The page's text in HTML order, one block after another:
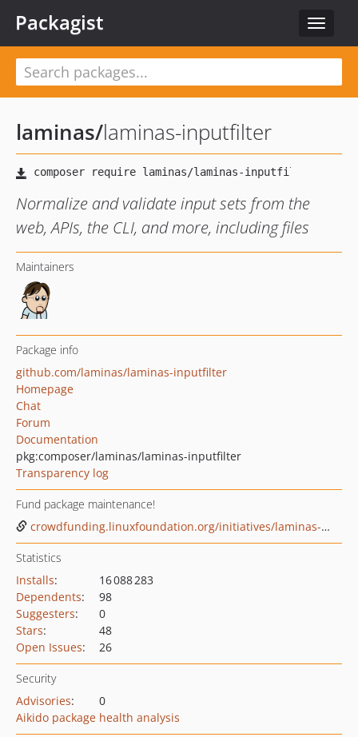
Toggle
Packagist
laminas/laminas-inputfilter
Normalize and validate input sets from the
web, APIs, the CLI, and more, including files
Maintainers
Package info
github.com/laminas/laminas-inputfilter
Homepage
Chat
Forum
Documentation
pkg:composer/laminas/laminas-inputfilter
Transparency log
Fund package maintenance!
crowdfunding.linuxfoundation.org/initiatives/laminas-project
Statistics
Installs:
16 088 283
Dependents:
98
Suggesters:
0
Stars:
48
Open Issues: 26
Security
Advisories:
0
Aikido package health analysis